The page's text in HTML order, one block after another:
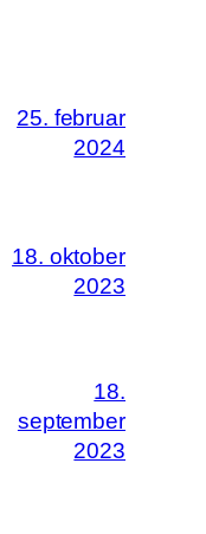
25. februar
2024
18. oktober
2023
18.
september
2023